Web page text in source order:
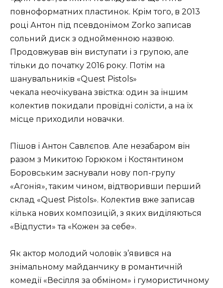
повноформатних пластинок. Крім того, в 2013
році Антон під псевдонімом Zorko записав
сольний диск з однойменною назвою.
Продовжував він виступати і з групою, але
тільки до початку 2016 року. Потім на
шанувальників «Quest Pistols»
чекала неочікувана звістка: один за іншим
колектив покидали провідні солісти, а на їх
місце приходили новачки.
Пішов і Антон Савлєпов. Але незабаром він
разом з Микитою Горюком і Костянтином
Боровським заснували нову поп-групу
«Агонія», таким чином, відтворивши перший
склад «Quest Pistols». Колектив вже записав
кілька нових композицій, з яких виділяються
«Відпусти» та «Кожен за себе».
Як актор молодий чоловік з’явився на
знімальному майданчику в романтичній
комедії «Весілля за обміном» і гумористичному